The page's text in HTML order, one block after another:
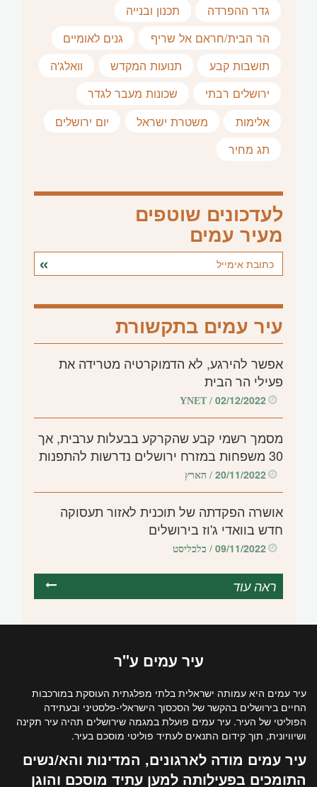
גדר ההפרדה
תכנון ובנייה
הר הבית/חראם אל שריף
גנים לאומיים
תושבות קבע
תנועות המקדש
וואלג'ה
ירושלים רבתי
שכונות מעבר לגדר
אלימות
משטרת ישראל
יום ירושלים
תג מחיר
לעדכונים שוטפים
מעיר עמים
עיר עמים בתקשורת
אפשר להירגע, לא הדמוקרטיה מטרידה את
פעילי הר הבית
02/12/2022
/ YNET
מסמך רשמי קבע שהקרקע בבעלות ערבית, אך
30 משפחות במזרח ירושלים נדרשות להתפנות
20/11/2022/ הארץ
אושרה הפקדתה של תוכנית לאזור תעסוקה
חדש בוואדי ג'וז בירושלים
09/11/2022/ כלכליסט
ראה עוד
עיר עמים ע"ר
עיר עמים היא עמותה ישראלית בלתי מפלגתית העוסקת במורכבות
החיים בירושלים בהקשר של הסכסוך הישראלי-פלסטיני ובעתידה
הפוליטי של העיר. עיר עמים פועלת במגמה שירושלים תהיה עיר תקינה
ושיוויונית, תוך קידום התנאים לעתיד פוליטי מוסכם בעיר.
עיר עמים מודה לארגונים, המדינות והא/נשים
התומכים בפעילותה למען עתיד מוסכם והוגן